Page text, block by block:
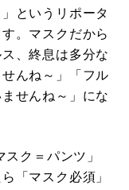
というリポータ
。マスクだから
、終息は多分な
んね～」「フル
せんね～」にな
ク＝パンツ」
「マスク必須」